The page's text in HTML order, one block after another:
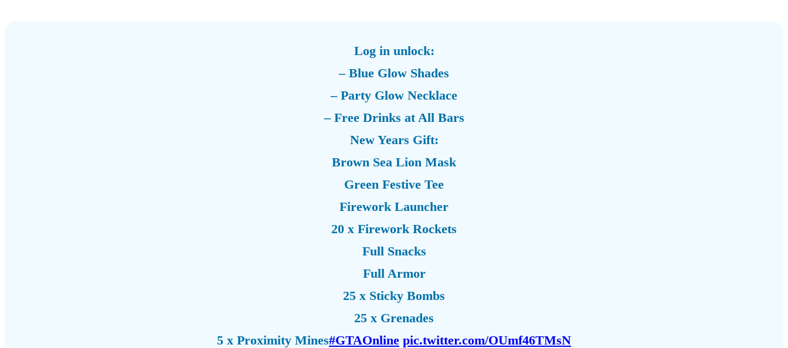
Log in unlock:
– Blue Glow Shades
– Party Glow Necklace
– Free Drinks at All Bars
New Years Gift:
Brown Sea Lion Mask
Green Festive Tee
Firework Launcher
20 x Firework Rockets
Full Snacks
Full Armor
25 x Sticky Bombs
25 x Grenades
5 x Proximity Mines#GTAOnline pic.twitter.com/OUmf46TMsN